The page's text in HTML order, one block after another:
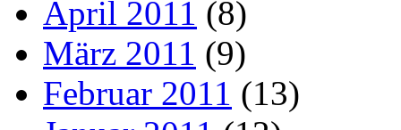
April 2011 (8)
März 2011 (9)
Februar 2011 (13)